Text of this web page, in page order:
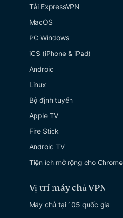
Tải ExpressVPN
MacOS
PC Windows
iOS (iPhone & iPad)
Android
Linux
Bộ định tuyến
Apple TV
Fire Stick
Android TV
Tiện ích mở rộng cho Chrome
Vị trí máy chủ VPN
Máy chủ tại 105 quốc gia